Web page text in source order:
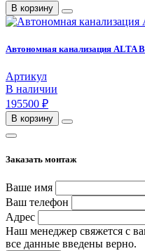
В корзину
Автономная канализация ALTA
Артикул
В наличии
195500 ₽
В корзину
Заказать монтаж
Ваше имя
Ваш телефон
Адрес
Наш менеджер свяжется с
все данные введены верно.